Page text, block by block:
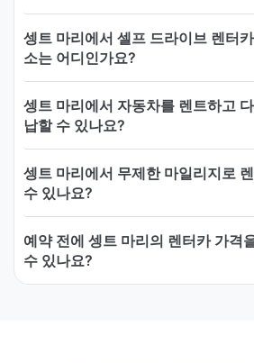
셍트 마리에서 셀프 드라이브 렌터
소는 어디인가요?
셍트 마리에서 자동차를 렌트하고
납할 수 있나요?
셍트 마리에서 무제한 마일리지로
수 있나요?
예약 전에 셍트 마리의 렌터카 가격
수 있나요?